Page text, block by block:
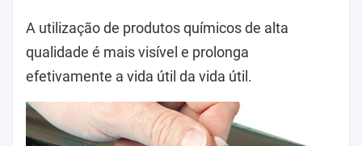
A utilização de produtos químicos de alta
qualidade é mais visível e prolonga
efetivamente a vida útil da vida útil.